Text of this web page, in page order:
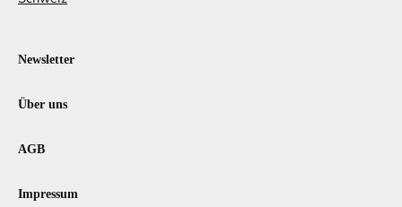
Newsletter
Über uns
AGB
Impressum